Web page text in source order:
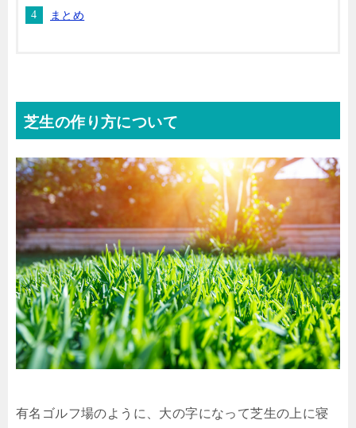
まとめ
芝生の作り方について
有名ゴルフ場のように、大の字になって芝生の上に寝